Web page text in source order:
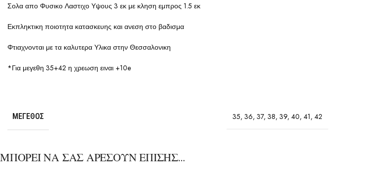
Σολα απο Φυσικο Λαστιχο Υψους 3 εκ με κληση εμπρος 1.5 εκ
Εκπληκτικη ποιοτητα κατασκευης και ανεση στο βαδισμα
Φτιαχνονται με τα καλυτερα Υλικα στην Θεσσαλονικη
*Για μεγεθη 35+42 η χρεωση ειναι +10e
ΜΈΓΕΘΟΣ 35, 36, 37, 38, 39, 40, 41, 42
ΜΠΟΡΕΙ ΝΑ ΣΑΣ ΑΡΕΣΟΥΝ ΕΠΙΣΗΣ…